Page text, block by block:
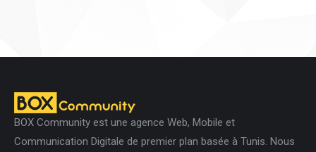
BOX Community est une agence Web, Mobile et
Communication Digitale de premier plan basée à Tunis. Nous